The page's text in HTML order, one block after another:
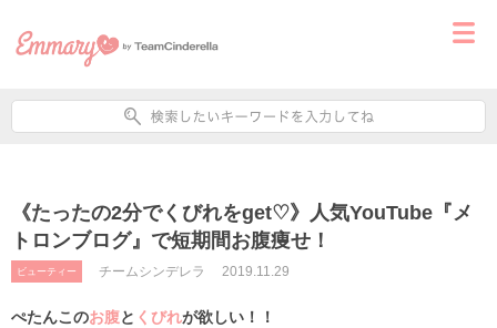
《たったの2分でくびれをget♡》人気YouTube『メ
トロンブログ』で短期間お腹痩せ！
ビューティー チームシンデレラ 2019.11.29
ぺたんこのお腹と くびれが欲しい！！